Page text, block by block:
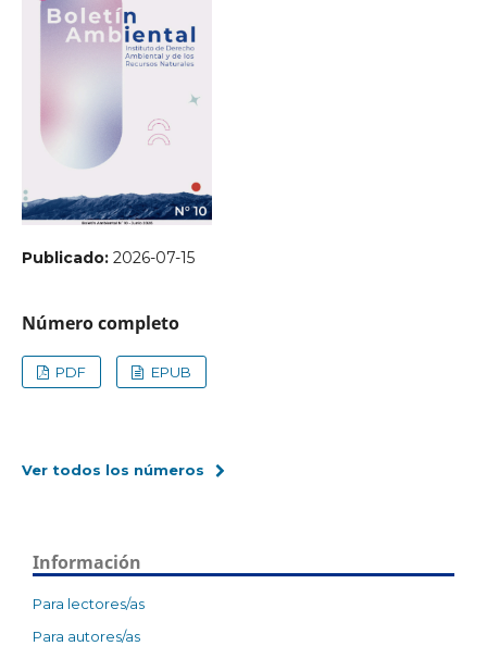
Publicado: 2026-07-15
Número completo
PDF EPUB
Ver todos los números
Información
Para lectores/as
Para autores/as